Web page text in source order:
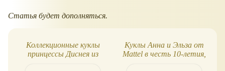
Статья будет дополняться.
Коллекционные куклы
принцессы Диснея из
Куклы Анна и Эльза от
Mattel в честь 10-летия,